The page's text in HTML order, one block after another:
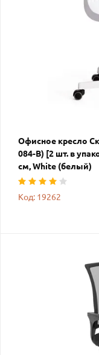
Офисное кресло
084-B) [2 шт. в
см, White (белый)
Код: 19262